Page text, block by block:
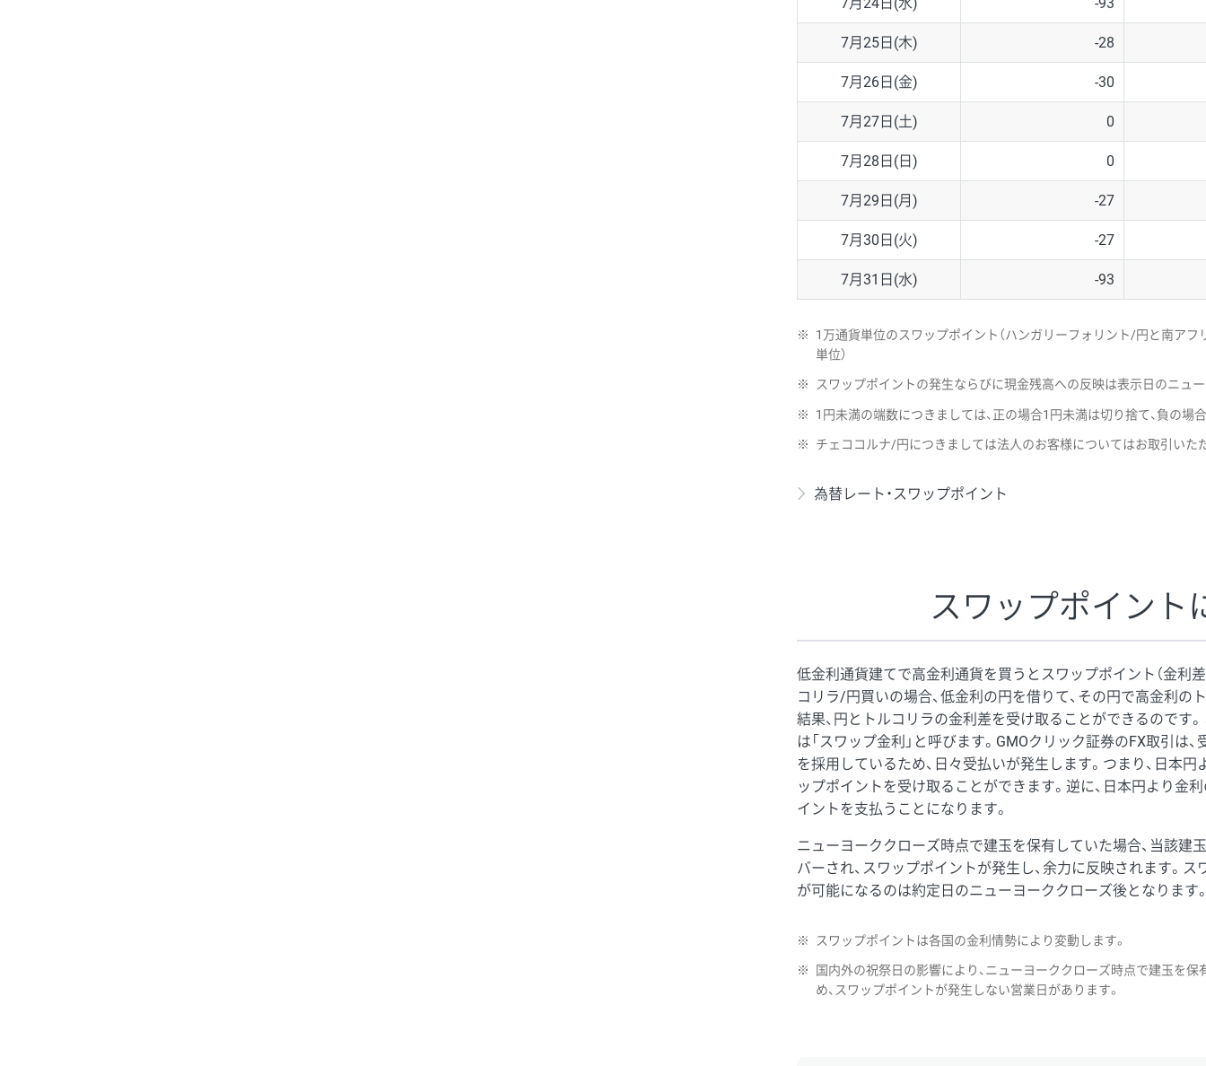
7月25日(木) -28
7月26日(金) -30
7月27日(土) 0
7月28日(日) 0
7月29日(月) -27
7月30日(火) -27
7月31日(水) -93
※
1万通貨単位のスワップポイント（ハンガリーフォリント/円と南ア
単位）
※ スワップポイントの発生ならびに現金残高への反映は表示日のニュ
※ 1円未満の端数につきましては、正の場合1円未満は切り捨て、負の場
※ チェココルナ/円につきましては法人のお客様についてはお取引いた
為替レート・スワップポイント
スワップポイント
低金利通貨建てで高金利通貨を買うとスワップポイント（金利
コリラ/円買いの場合、低金利の円を借りて、その円で高金利の
結果、円とトルコリラの金利差を受け取ることができるのです
は「スワップ金利」と呼びます。GMOクリック証券のFX取引は
を採用しているため、日々受払いが発生します。つまり、日本
ップポイントを受け取ることができます。逆に、日本円より金
イントを支払うことになります。
ニューヨーククローズ時点で建玉を保有していた場合、当該建
バーされ、スワップポイントが発生し、余力に反映されます。
が可能になるのは約定日のニューヨーククローズ後となります
※ スワップポイントは各国の金利情勢により変動します。
※
国内外の祝祭日の影響により、ニューヨーククローズ時点で建玉を
め、スワップポイントが発生しない営業日があります。